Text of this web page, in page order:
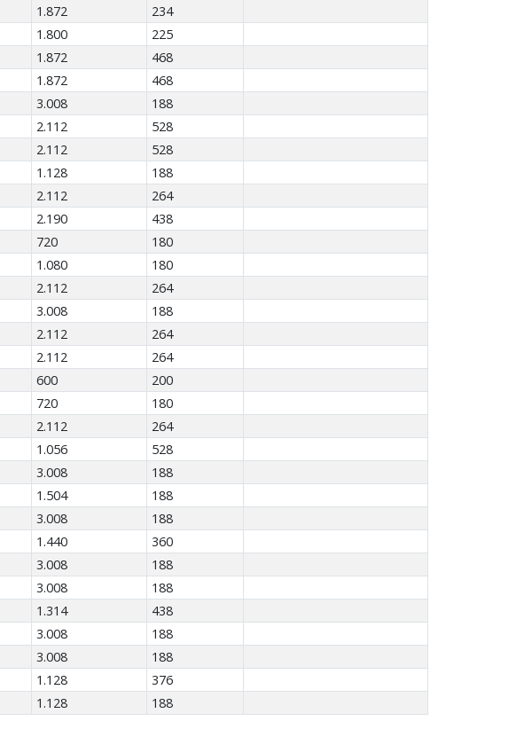
1.872
234
1.800
225
1.872
468
1.872
468
3.008
188
2.112
528
2.112
528
1.128
188
2.112
264
2.190
438
720
180
1.080
180
2.112
264
3.008
188
2.112
264
2.112
264
600
200
720
180
2.112
264
1.056
528
3.008
188
1.504
188
3.008
188
1.440
360
3.008
188
3.008
188
1.314
438
3.008
188
3.008
188
1.128
376
1.128 188